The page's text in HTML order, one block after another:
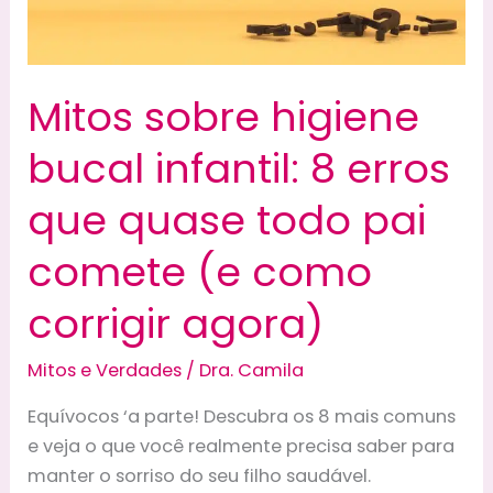
Mitos sobre higiene
bucal infantil: 8 erros
que quase todo pai
comete (e como
corrigir agora)
Mitos e Verdades / Dra. Camila
Equívocos ‘a parte! Descubra os 8 mais comuns
e veja o que você realmente precisa saber para
manter o sorriso do seu filho saudável.